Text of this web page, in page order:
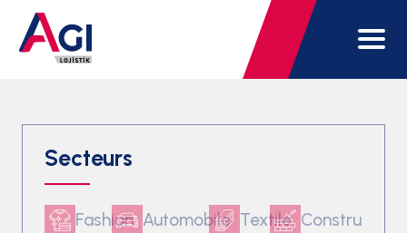
Secteurs
Fashion Automobile Textile Construction